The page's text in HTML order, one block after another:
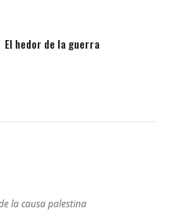
El hedor de la guerra
la causa palestina